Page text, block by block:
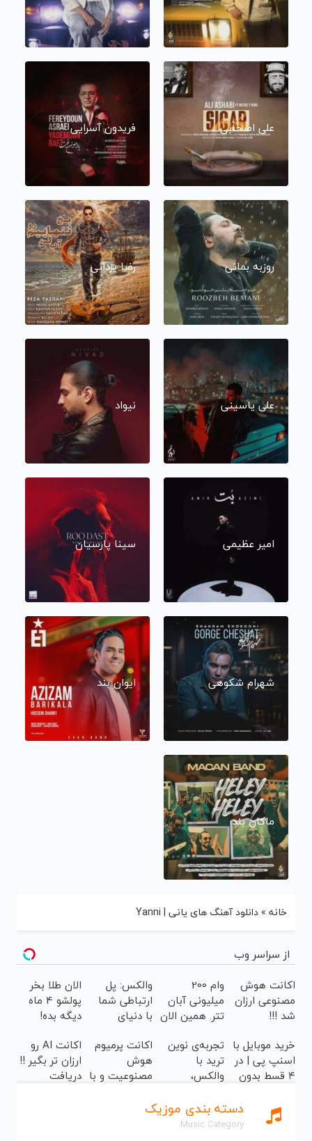
علی اصحابی فریدون آسرایی
روزبه بمانی رضا یزدانی
علی یاسینی نیواد
امیر عظیمی سینا پارسیان
شهرام شکوهی ایوان بند
ماکان بند
دسته بندی موزیک
Music Category
خانه » دانلود آهنگ های یانی | Yanni
از سراسر وب
اکانت هوش
مصنوعی ارزان
شد !!!
وام 200
میلیونی آبان
تتر. همین الان
کن!
والکس: پل
ارتباطی شما
با دنیای
دیجیتال
الان طلا بخر
پولشو 4 ماه
دیگه بده!
طلا با اقساط
بی‌بهره
خرید موبایل با
اسنپ پی | در
۴ قسط بدون
تجربه‌ی نوین
ترید با
والکس،
در انتظار
شماست
اکانت پرمیوم
هوش
مصنوعیت و با
دریافت
اکانت AI رو
ارزان تر بگیر !!
دریافت